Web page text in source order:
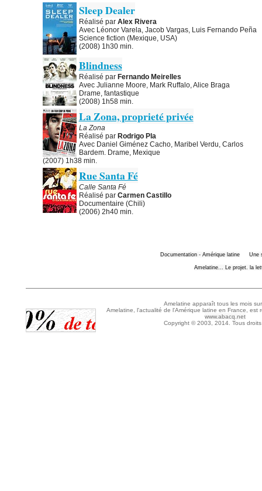
Sleep Dealer
Réalisé par Alex Rivera
Avec Léonor Varela, Jacob Vargas, Luis Fernando Peña
Science fiction (Mexique, USA)
(2008) 1h30 min.
Blindness
Réalisé par Fernando Meirelles
Avec Julianne Moore, Mark Ruffalo, Alice Braga
Drame, fantastique
(2008) 1h58 min.
La Zona, proprieté privée
La Zona
Réalisé par Rodrigo Pla
Avec Daniel Giménez Cacho, Maribel Verdu, Carlos
Bardem. Drame, Mexique
(2007) 1h38 min.
Rue Santa Fé
Calle Santa Fé
Réalisé par Carmen Castillo
Documentaire (Chili)
(2006) 2h40 min.
Documentation - Amérique latine Une
Amelatine... Le projet. la
Amelatine apparaît tous les mois
Amelatine, l'actualité de l'Amérique latine en France, est
www.abacq.net
Copyright © 2003, 2014. Tous